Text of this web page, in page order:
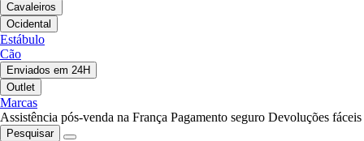
Cavaleiros
Ocidental
Estábulo
Cão
Enviados em 24H
Outlet
Marcas
Assistência pós-venda na França Pagamento seguro Devoluções fáceis
Pesquisar